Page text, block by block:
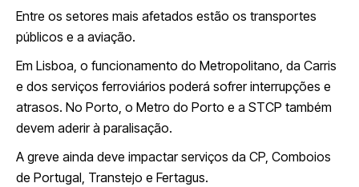
Entre os setores mais afetados estão os transportes
públicos e a aviação.
Em Lisboa, o funcionamento do Metropolitano, da Carris
e dos serviços ferroviários poderá sofrer interrupções e
atrasos. No Porto, o Metro do Porto e a STCP também
devem aderir à paralisação.
A greve ainda deve impactar serviços da CP, Comboios
de Portugal, Transtejo e Fertagus.